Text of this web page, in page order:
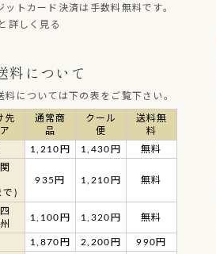
ットカード決済は手数料無料です。
詳しく見る
料について
料については下の表をご覧下さい。
先
通常商
品
クール
便
送料無
料
1,210円 1,430円
無料
で)
935円 1,210円 無料
1,100円 1,320円 無料
1,870円 2,200円
990円